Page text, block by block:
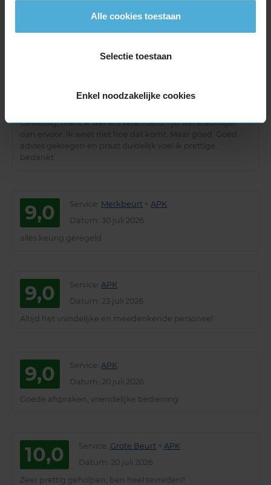
Alle cookies toestaan
Selectie toestaan
Enkel noodzakelijke cookies
Geweldig, merk ik wel iets veranderd, rijd wel krachtiger
dan ervoor. Ik weet niet hoe dat komt. Maar goed. Goed
advies gekregen en praat duidelijk voel ik prettige,
bedankt
9,0 Service Merkbeurt + APK
Datum : 30 juli 2026
alles keurig geregeld
9,0 Service APK
Datum
: 23 juli 2026
Altijd het vriindelijke en meedenkende personeel
9,0 Service APK
Datum
: 20 juli 2026
Goede afspraken, vriendelijke bediening
10,0 Service Grote Beurt + APK
Datum
: 20 juli 2026
Zeer prettig geholpen, ben heel tevreden!!